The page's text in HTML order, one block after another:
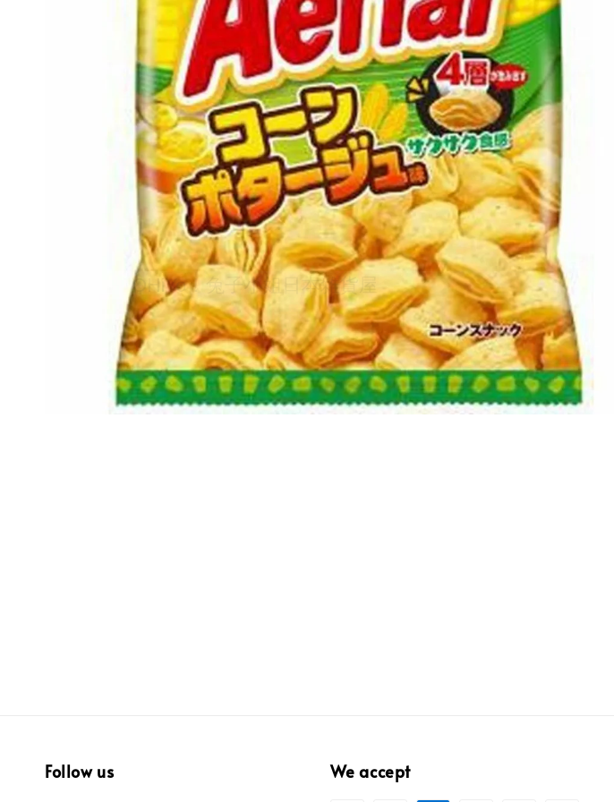
Follow us We accept